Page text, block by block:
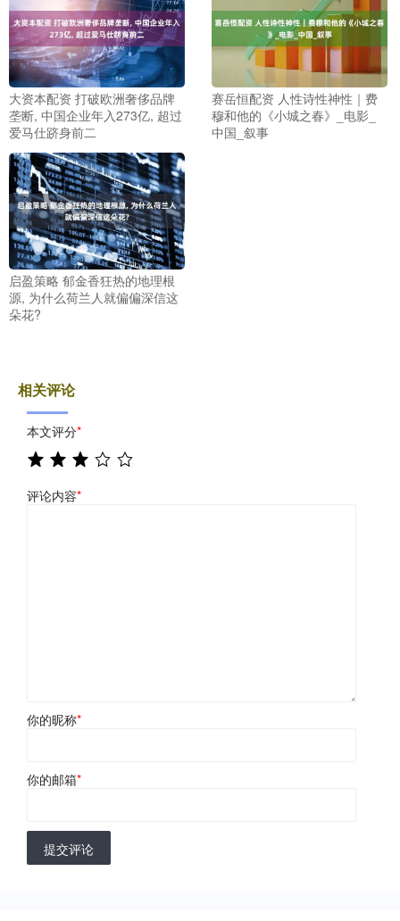
大资本配资 打破欧洲奢侈品牌
垄断, 中国企业年入273亿, 超过
爱马仕跻身前二
赛岳恒配资 人性诗性神性｜费
穆和他的《小城之春》_电影_
中国_叙事
启盈策略 郁金香狂热的地理根
源, 为什么荷兰人就偏偏深信这
朵花?
相关评论
本文评分*
评论内容*
你的昵称*
你的邮箱*
提交评论